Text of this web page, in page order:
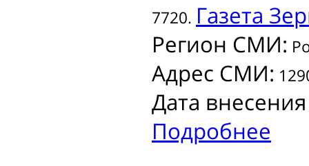
7720. Газета
Регион СМИ:
Адрес СМИ:
Дата
Подробнее